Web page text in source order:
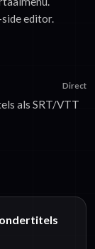
editor.
Direct
als SRT/VTT